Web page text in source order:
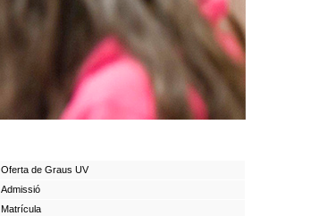
Oferta de Graus UV
Admissió
Matrícula